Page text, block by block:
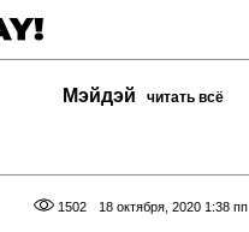
Мэйдэй читать всё
18 октября, 2020 1:38 пп
1502